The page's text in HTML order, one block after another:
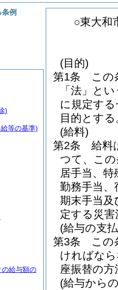
○東大和
(目的)
第1条
この
「法」と
に規定す
目的とする
(給料)
第2条
給料
つて、こ
居手当、
勤務手当、
期末手当及
定する災
(給与の支
第3条
この
ければな
座振替の
(給与から
例
)
等の基準)
給与額の